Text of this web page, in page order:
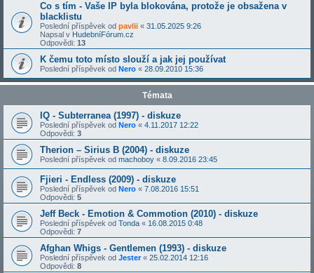
Co s tím - Vaše IP byla blokována, protože je obsažena v
blacklistu
Poslední příspěvek od pavlii « 31.05.2025 9:26
Napsal v HudebníFórum.cz
Odpovědi: 13
K čemu toto místo slouží a jak jej používat
Poslední příspěvek od Nero « 28.09.2010 15:36
Témata
IQ - Subterranea (1997) - diskuze
Poslední příspěvek od Nero « 4.11.2017 12:22
Odpovědi: 3
Therion – Sirius B (2004) - diskuze
Poslední příspěvek od machoboy « 8.09.2016 23:45
Fjieri - Endless (2009) - diskuze
Poslední příspěvek od Nero « 7.08.2016 15:51
Odpovědi: 5
Jeff Beck - Emotion & Commotion (2010) - diskuze
Poslední příspěvek od Tonda « 16.08.2015 0:48
Odpovědi: 7
Afghan Whigs - Gentlemen (1993) - diskuze
Poslední příspěvek od Jester« 25.02.2014 12:16
Odpovědi: 8